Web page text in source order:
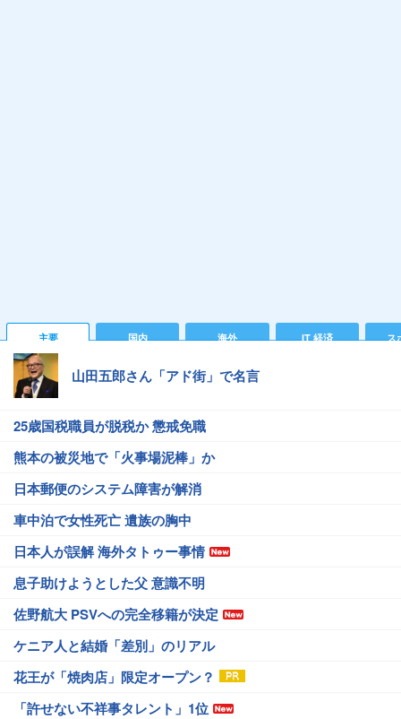
主要 国内 海外 IT 経済 ス
山田五郎さん「アド街」で名言
25歳国税職員が脱税か 懲戒免職
熊本の被災地で「火事場泥棒」か
日本郵便のシステム障害が解消
車中泊で女性死亡 遺族の胸中
日本人が誤解 海外タトゥー事情
息子助けようとした父 意識不明
佐野航大 PSVへの完全移籍が決定
ケニア人と結婚「差別」のリアル
花王が「焼肉店」限定オープン？
「許せない不祥事タレント」1位